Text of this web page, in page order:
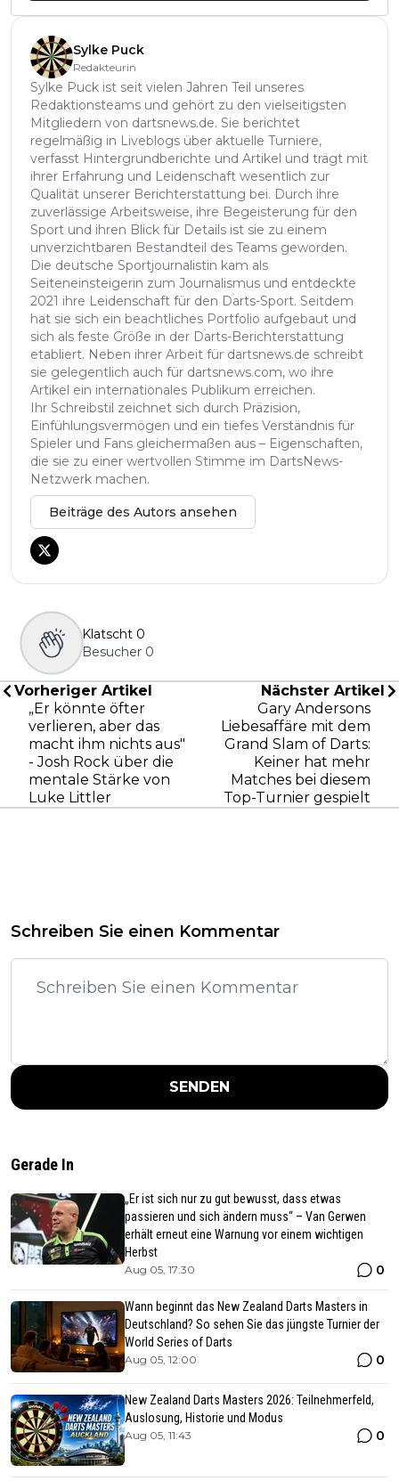
Sylke Puck
Redakteurin
Sylke Puck ist seit vielen Jahren Teil unseres
Redaktionsteams und gehört zu den vielseitigsten
Mitgliedern von dartsnews.de. Sie berichtet
regelmäßig in Liveblogs über aktuelle Turniere,
verfasst Hintergrundberichte und Artikel und trägt mit
ihrer Erfahrung und Leidenschaft wesentlich zur
Qualität unserer Berichterstattung bei. Durch ihre
zuverlässige Arbeitsweise, ihre Begeisterung für den
Sport und ihren Blick für Details ist sie zu einem
unverzichtbaren Bestandteil des Teams geworden.
Die deutsche Sportjournalistin kam als
Seiteneinsteigerin zum Journalismus und entdeckte
2021 ihre Leidenschaft für den Darts-Sport. Seitdem
hat sie sich ein beachtliches Portfolio aufgebaut und
sich als feste Größe in der Darts-Berichterstattung
etabliert. Neben ihrer Arbeit für dartsnews.de schreibt
sie gelegentlich auch für dartsnews.com, wo ihre
Artikel ein internationales Publikum erreichen.
Ihr Schreibstil zeichnet sich durch Präzision,
Einfühlungsvermögen und ein tiefes Verständnis für
Spieler und Fans gleichermaßen aus – Eigenschaften,
die sie zu einer wertvollen Stimme im DartsNews-
Netzwerk machen.
Beiträge des Autors ansehen
Klatscht 0
Besucher 0
Vorheriger Artikel
„Er könnte öfter
verlieren, aber das
macht ihm nichts aus"
- Josh Rock über die
mentale Stärke von
Luke Littler
Nächster Artikel
Gary Andersons
Liebesaffäre mit dem
Grand Slam of Darts:
Keiner hat mehr
Matches bei diesem
Top-Turnier gespielt
Schreiben Sie einen Kommentar
SENDEN
Gerade In
„Er ist sich nur zu gut bewusst, dass etwas
passieren und sich ändern muss“ – Van Gerwen
erhält erneut eine Warnung vor einem wichtigen
Herbst
Aug 05, 17:30 0
Wann beginnt das New Zealand Darts Masters in
Deutschland? So sehen Sie das jüngste Turnier der
World Series of Darts
Aug 05, 12:00 0
New Zealand Darts Masters 2026: Teilnehmerfeld,
Auslosung, Historie und Modus
Aug 05, 11:43 0